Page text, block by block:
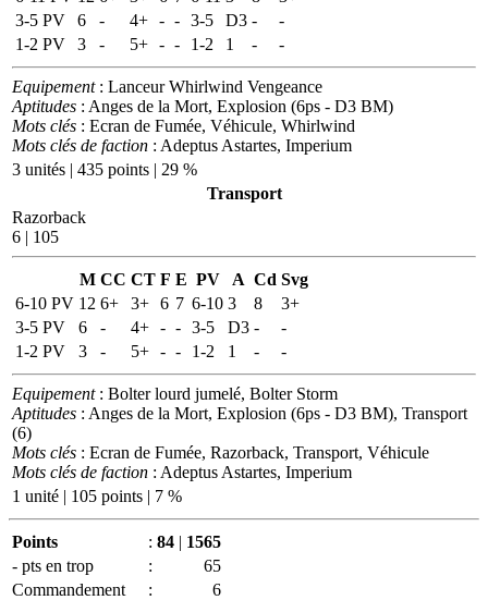
3-5 PV
6 - 4+ - - 3-5 D3 -
-
1-2 PV
3 - 5+ - - 1-2 1 - -
Equipement: Lanceur Whirlwind Vengeance
Aptitudes : Anges de la Mort, Explosion (6ps - D3 BM)
Mots clés : Ecran de Fumée, Véhicule, Whirlwind
Mots clés de faction : Adeptus Astartes, Imperium
3 unités | 435 points | 29 %
Transport
Razorback
6 | 105
M CC CT F E PV A Cd Svg
6-10 PV 12 6+ 3+ 6 7 6-10 3 8
3+
3-5 PV
6 - 4+ - - 3-5 D3 -
-
1-2 PV
3 - 5+ - - 1-2 1 - -
Equipement: Bolter lourd jumelé, Bolter Storm
Aptitudes : Anges de la Mort, Explosion (6ps - D3 BM), Transport
(6)
Mots clés : Ecran de Fumée, Razorback, Transport, Véhicule
Mots clés de faction : Adeptus Astartes, Imperium
1 unité | 105 points | 7 %
Points : 84 | 1565
- pts en trop
:
65
Commandement
:
6